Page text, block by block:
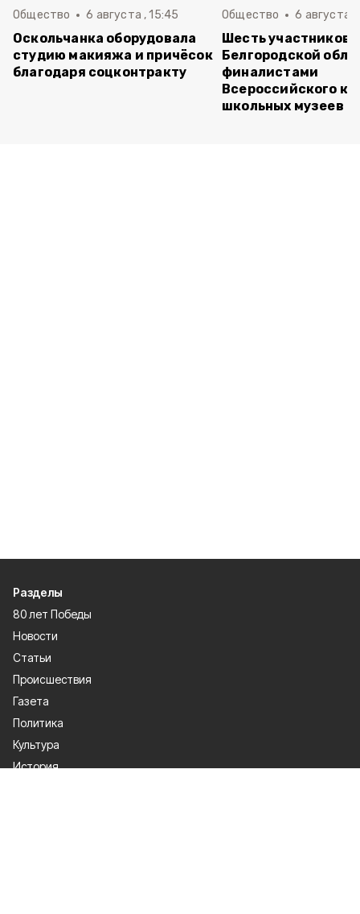
Общество 6 августа , 15:45
Оскольчанка оборудовала
студию макияжа и причёсок
благодаря соцконтракту
Общество 6 августа ,
Шесть участников
Белгородской
финалистами
Всероссийского
школьных музеев
Разделы
80 лет Победы
Новости
Статьи
Происшествия
Газета
Политика
Культура
История